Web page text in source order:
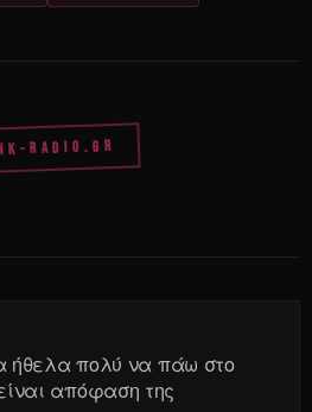
RADIO.GR
ήθελα πολύ να πάω στο
απόφαση της